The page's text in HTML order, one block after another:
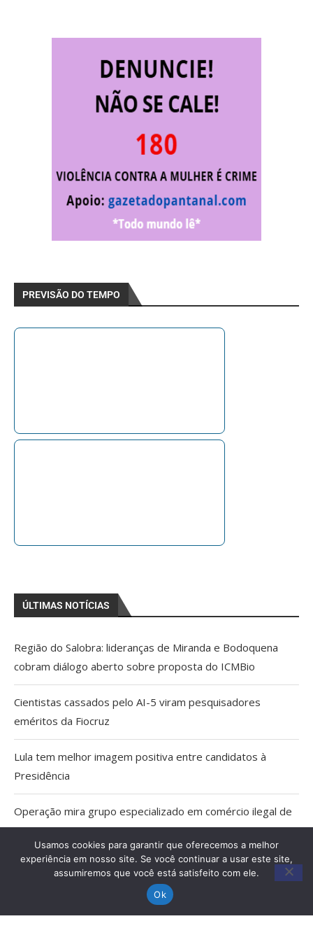
PREVISÃO DO TEMPO
ÚLTIMAS NOTÍCIAS
Região do Salobra: lideranças de Miranda e Bodoquena
cobram diálogo aberto sobre proposta do ICMBio
Cientistas cassados pelo AI-5 viram pesquisadores
eméritos da Fiocruz
Lula tem melhor imagem positiva entre candidatos à
Presidência
Operação mira grupo especializado em comércio ilegal de
armas em MS
TCE apreende 6 veículos irregulares do transporte escolar
Usamos cookies para garantir que oferecemos a melhor
experiência em nosso site. Se você continuar a usar este site,
assumiremos que você está satisfeito com ele.
Ok